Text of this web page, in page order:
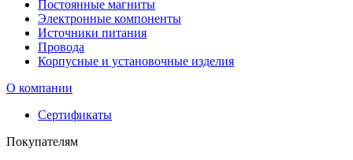
Постоянные магниты
Электронные компоненты
Источники питания
Провода
Корпусные и установочные изделия
О компании
Сертификаты
Покупателям